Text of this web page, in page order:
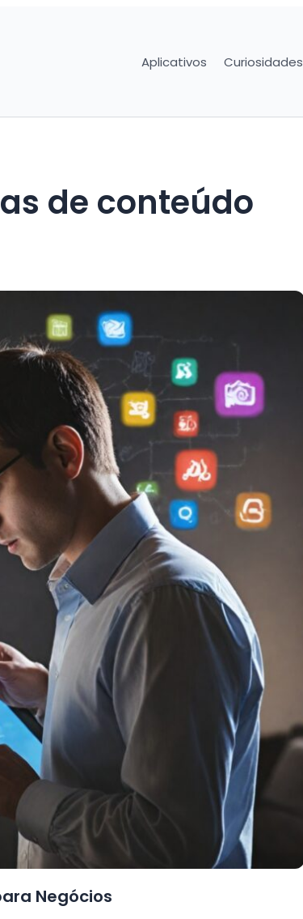
Aplicativos Curiosidades
de conteúdo
Negócios